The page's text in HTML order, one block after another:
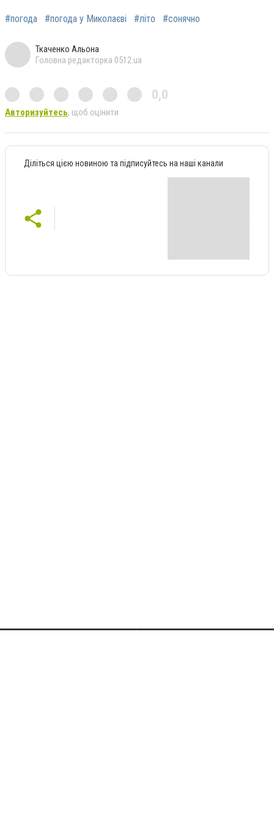
#погода #погода у Миколаєві #літо #сонячно
Ткаченко Альона
Головна редакторка 0512.ua
0,0
Авторизуйтесь, щоб оцінити
Діліться цією новиною та підписуйтесь на наші канали